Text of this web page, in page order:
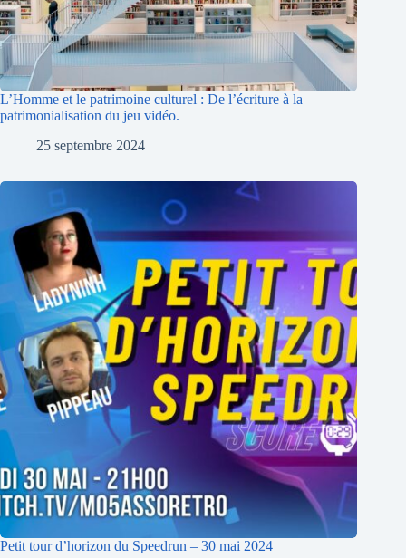
L’Homme et le patrimoine culturel : De l’écriture à la
patrimonialisation du jeu vidéo.
25 septembre 2024
Petit tour d’horizon du Speedrun – 30 mai 2024